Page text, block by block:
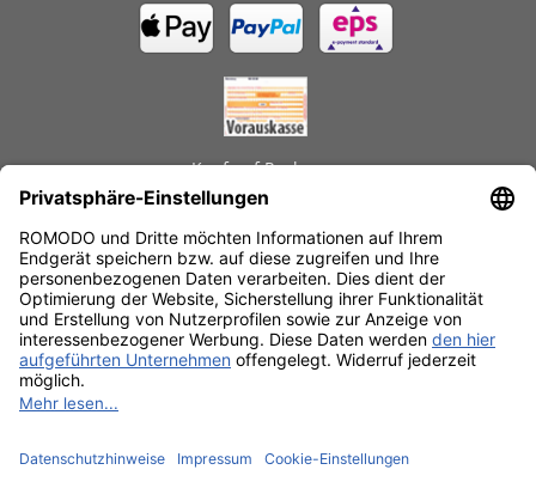
Kauf auf Rechnung
Schnelle Lieferzeiten
Käuferschutz
Datenschutz
SSL-Verschlüsselung